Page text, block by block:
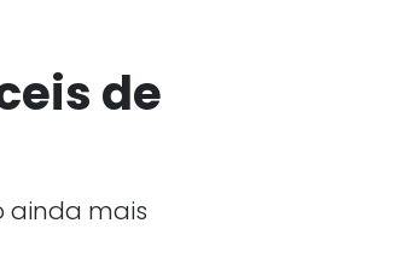
de
ainda mais